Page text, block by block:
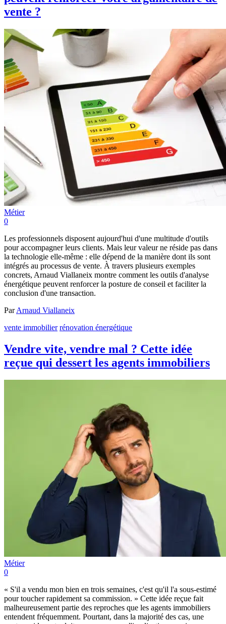
vente ?
Métier
0
Les professionnels disposent aujourd'hui d'une multitude d'outils
pour accompagner leurs clients. Mais leur valeur ne réside pas dans
la technologie elle-même : elle dépend de la manière dont ils sont
intégrés au processus de vente. À travers plusieurs exemples
concrets, Arnaud Viallaneix montre comment les outils d'analyse
énergétique peuvent renforcer la posture de conseil et faciliter la
conclusion d'une transaction.
ParArnaud Viallaneix
vente immobilier rénovation énergétique
Vendre vite, vendre mal ? Cette idée
reçue qui dessert les agents immobiliers
Métier
0
« S'il a vendu mon bien en trois semaines, c'est qu'il l'a sous-estimé
pour toucher rapidement sa commission. » Cette idée reçue fait
malheureusement partie des reproches que les agents immobiliers
entendent fréquemment. Pourtant, dans la majorité des cas, une